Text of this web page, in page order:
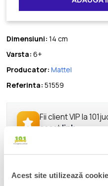
Acest site utilizează
Dimensiuni: 14 cm
Varsta: 6+
Producator: Mattel
Referinta: 51559
Fii client VIP la
acestlink.